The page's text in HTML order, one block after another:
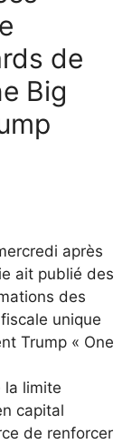
de
Big
après
ait publié des
des
unique
Trump « One
la limite
capital
de renforcer